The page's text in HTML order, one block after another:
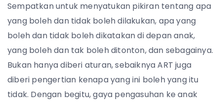
Sempatkan untuk menyatukan pikiran tentang apa
yang boleh dan tidak boleh dilakukan, apa yang
boleh dan tidak boleh dikatakan di depan anak,
yang boleh dan tak boleh ditonton, dan sebagainya.
Bukan hanya diberi aturan, sebaiknya ART juga
diberi pengertian kenapa yang ini boleh yang itu
tidak. Dengan begitu, gaya pengasuhan ke anak